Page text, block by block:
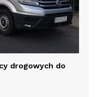
drogowych do